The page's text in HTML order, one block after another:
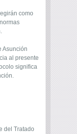
como
Asunción
al presente
significa
del Tratado